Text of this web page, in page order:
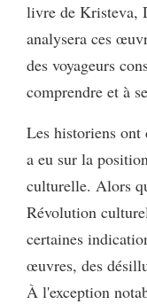
livre de Kristeva,
analysera ces
des voyageurs
comprendre et à
Les historiens ont
a eu sur la
culturelle. Alors
Révolution
certaines
œuvres, des
À l'exception